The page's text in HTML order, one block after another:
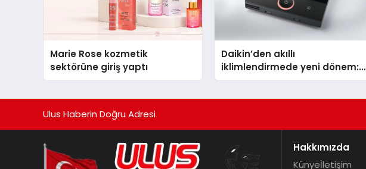
Marie Rose kozmetik
sektörüne giriş yaptı
Daikin’den akıllı
iklimlendirmede yeni dönem:
Madoka Plus Türkiye’de
Ulus Haberin Doğru Adresi
Hakkımızda
Künyeİletişim